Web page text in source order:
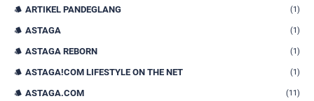
ARTIKEL PANDEGLANG (1)
ASTAGA (1)
ASTAGA REBORN (1)
ASTAGA!COM LIFESTYLE ON THE NET (1)
ASTAGA.COM (11)